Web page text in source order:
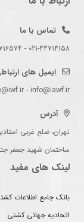
تماس با ما
021-44714158 - 021-44716574 - 021-44714489
ایمیل های
- info@iawf.ir
آدرس
تهران، ضلع غربی
ساختمان شهید جعفر
لینک های مفید
بانک جامع اطلاعات
اتحادیه جهانی کشتی